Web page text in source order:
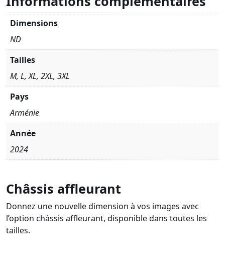
Châssis affleurant
Donnez une nouvelle dimension à vos images avec
l’option châssis affleurant, disponible dans toutes les
tailles.
Dimensions
ND
Tailles
M, L, XL, 2XL, 3XL
Pays
Arménie
Année
2024